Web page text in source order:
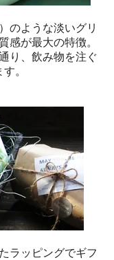
のような淡いグリ
感が最大の特徴。
り、飲み物を注ぐ
。
ラッピングでギフ